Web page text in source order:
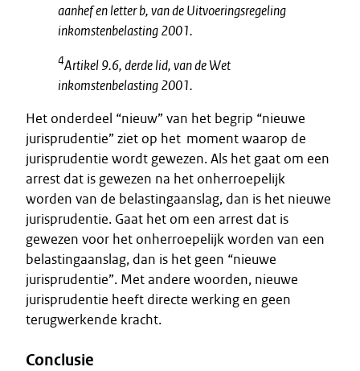
aanhef en letter b, van de Uitvoeringsregeling
inkomstenbelasting 2001.
4Artikel 9.6, derde lid, van de Wet
inkomstenbelasting 2001.
Het onderdeel “nieuw” van het begrip “nieuwe
jurisprudentie” ziet op het moment waarop de
jurisprudentie wordt gewezen. Als het gaat om een
arrest dat is gewezen na het onherroepelijk
worden van de belastingaanslag, dan is het nieuwe
jurisprudentie. Gaat het om een arrest dat is
gewezen voor het onherroepelijk worden van een
belastingaanslag, dan is het geen “nieuwe
jurisprudentie”. Met andere woorden, nieuwe
jurisprudentie heeft directe werking en geen
terugwerkende kracht.
Conclusie